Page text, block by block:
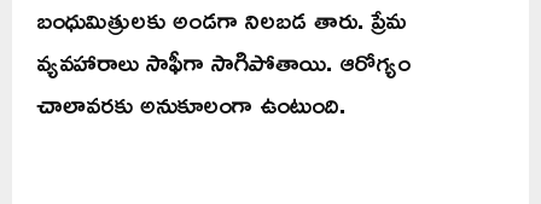
బంధుమిత్రులకు అండగా నిలబడ తారు. ప్రేమ
వ్యవహారాలు సాఫీగా సాగిపోతాయి. ఆరోగ్యం
చాలావరకు అనుకూలంగా ఉంటుంది.